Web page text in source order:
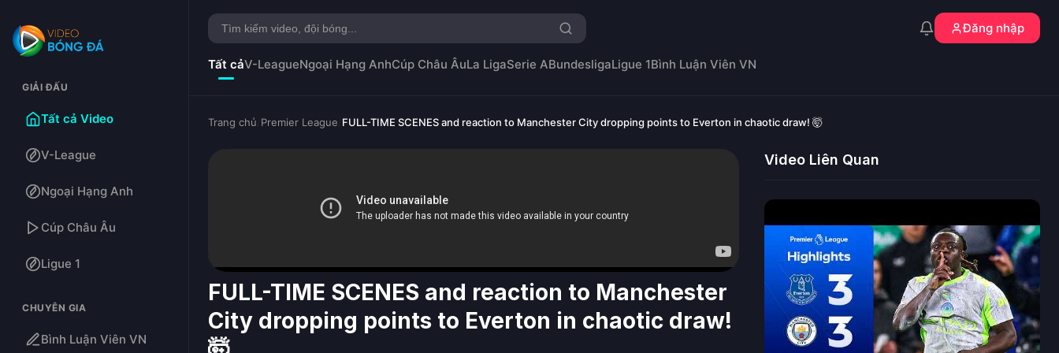
GIẢI ĐẤU
Tất cả Video
V-League
Ngoại Hạng Anh
Cúp Châu Âu
Ligue 1
CHUYÊN GIA
Bình Luận Viên VN
Đăng nhập
Tất cảV-LeagueNgoại Hạng AnhCúp Châu ÂuLa LigaSerie ABundesligaLigue 1Bình Luận Viên VN
Trang chủ Premier League FULL-TIME SCENES and reaction to Manchester City dropping points to Everton in chaotic draw! 🤯
FULL-TIME SCENES and reaction to Manchester
City dropping points to Everton in chaotic draw!
Video Liên Quan